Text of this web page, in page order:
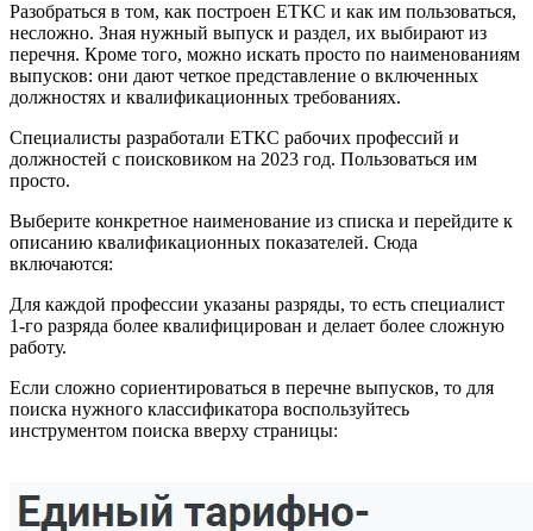
Разобраться в том, как построен ЕТКС и как им пользоваться,
несложно. Зная нужный выпуск и раздел, их выбирают из
перечня. Кроме того, можно искать просто по наименованиям
выпусков: они дают четкое представление о включенных
должностях и квалификационных требованиях.
Специалисты разработали ЕТКС рабочих профессий и
должностей с поисковиком на 2023 год. Пользоваться им
просто.
Выберите конкретное наименование из списка и перейдите к
описанию квалификационных показателей. Сюда
включаются:
Для каждой профессии указаны разряды, то есть специалист
1-го разряда более квалифицирован и делает более сложную
работу.
Если сложно сориентироваться в перечне выпусков, то для
поиска нужного классификатора воспользуйтесь
инструментом поиска вверху страницы: